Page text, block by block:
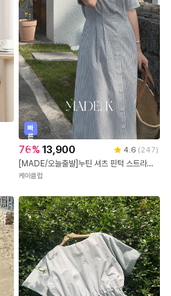
빠
른
출
발
76% 13,900 4.6 (247)
[MADE/오늘출발]누틴 셔츠 핀턱 스트라이프 롱 원피스 (S-XL/1만장돌파)
케이클럽